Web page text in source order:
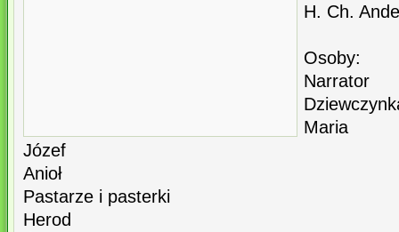
H. Ch.
Osoby:
Narrator
Maria
Józef
Anioł
Pastarze i pasterki
Herod